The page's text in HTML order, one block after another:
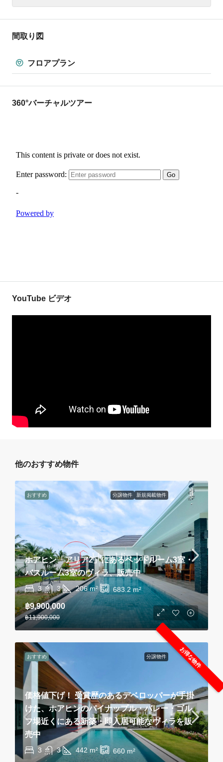
間取り図
フロアプラン
360°バーチャルツアー
YouTube ビデオ
他のおすすめ物件
おすすめ 分譲物件 新規掲載物件
ホアヒン「アリア2」にあるベッドルーム3室・
バスルーム3室のヴィラ、販売中
3 3 206 m² 683.2m²
฿9,900,000
฿11,900,000
おすすめ 分譲物件 お得な物件
価格値下げ！ 受賞歴のあるデベロッパーが手掛
けた、ホアヒンのパイナップル・バレー・ゴル
フ場近くにある新築・即入居可能なヴィラを販
売中
3 3 442 m² 660 m²